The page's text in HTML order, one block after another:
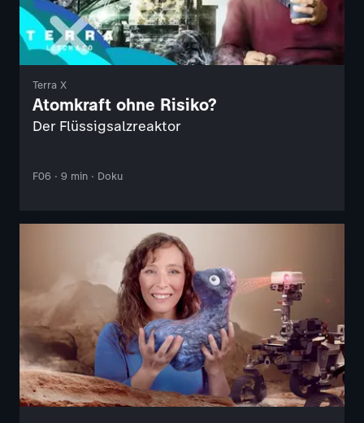
Terra X
Atomkraft ohne Risiko?
Der Flüssigsalzreaktor
F06 · 9 min · Doku